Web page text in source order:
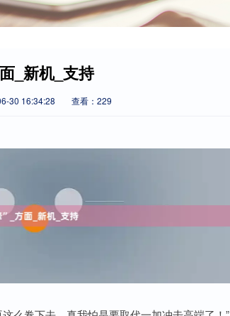
_新机_支持
30 16:34:28 查看：229